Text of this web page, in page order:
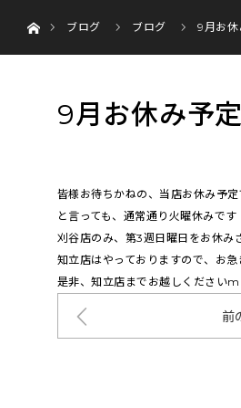
ブログ
ブログ 9月お休
9月お休み予定
皆様お待ちかねの、当店お休み予定
と言っても、通常通り火曜休みです
刈谷店のみ、第3週日曜日をお休み
知立店はやっておりますので、お
是非、知立店までお越しください
前